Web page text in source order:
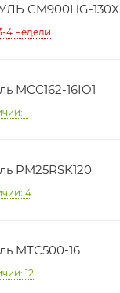
CM900HG-130X
4 недели
MCC162-16IO1
1
PM25RSK120
4
MTC500-16
12